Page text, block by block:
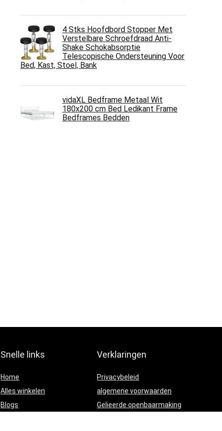
4 Stks Hoofdbord Stopper Met
Verstelbare Schroefdraad Anti-
Shake Schokabsorptie
Telescopische Ondersteuning Voor
Bed, Kast, Stoel, Bank
vidaXL Bedframe Metaal Wit
180x200 cm Bed Ledikant Frame
Bedframes Bedden
Snelle links
Home
Alles winkelen
Blogs
Verklaringen
Privacybeleid
algemene voorwaarden
Gelieerde openbaarmaking